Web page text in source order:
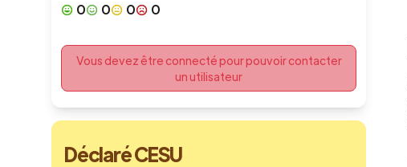
0
0 0 0
Vous devez être connecté pour pouvoir contacter
un utilisateur
Déclaré CESU